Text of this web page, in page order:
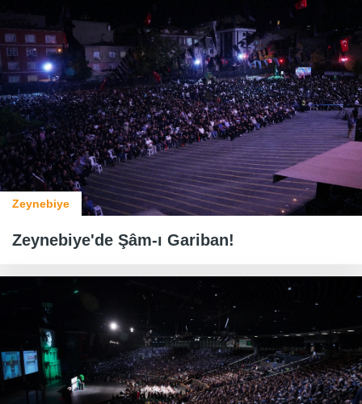
Zeynebiye
Zeynebiye'de Şâm-ı Gariban!